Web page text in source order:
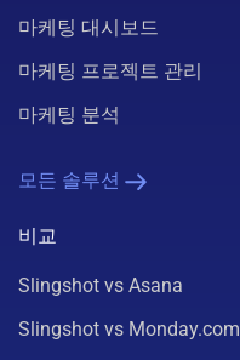
마케팅 대시보드
마케팅 프로젝트 관리
마케팅 분석
모든 솔루션
비교
Slingshot vs Asana
Slingshot vs Monday.com